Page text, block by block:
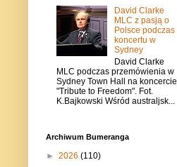
David Clarke
MLC z pasją o
Polsce podczas
koncertu w
Sydney
David Clarke
MLC podczas przemówienia w
Sydney Town Hall na koncercie
"Tribute to Freedom". Fot.
K.Bajkowski Wśród australjsk...
Archiwum Bumeranga
► 2026 (110)